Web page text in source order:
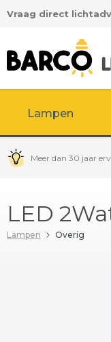
hoofdinhoud
Vraag direct
Lampen
Meer dan 30 jaar
LED
Lampen Overig